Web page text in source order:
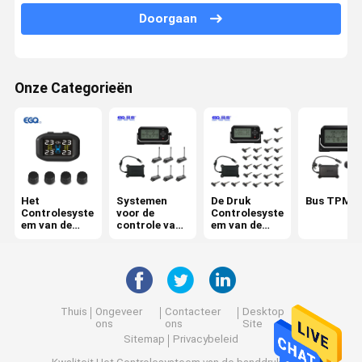
6 het Controlesysteem van de banddruk
motorfiets TPMS
Fiets TPMS
Het zonne Controlesysteem van de Banddruk
Rv-het Controlesysteem van de Banddruk
TPMS-Oplossingen
Doorgaan
Onze Categorieën
Het
Controlesyste
em van de
Systemen
voor de
controle van
aanhangwage
ns
De Druk
Controlesyste
em van de
Bus TPMS
Thuis
Ongeveer
ons
Contacteer
ons
Desktop
Site
Sitemap
Privacybeleid